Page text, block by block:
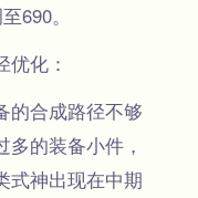
690。
化：
合成路径不够
的装备小件，
式神出现在中期